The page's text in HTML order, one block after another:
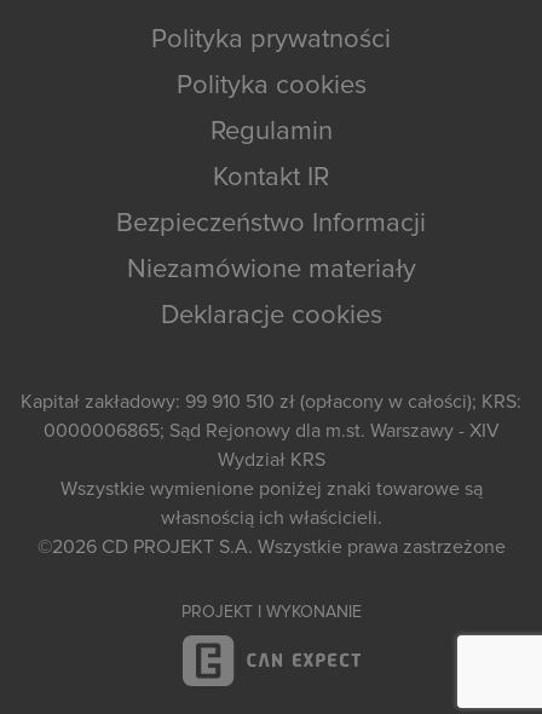
Polityka prywatności
Polityka cookies
Regulamin
Kontakt IR
Bezpieczeństwo Informacji
Niezamówione materiały
Deklaracje cookies
Kapitał zakładowy: 99 910 510 zł (opłacony w całości); KRS:
0000006865; Sąd Rejonowy dla m.st. Warszawy - XIV
Wydział KRS
Wszystkie wymienione poniżej znaki towarowe są
własnością ich właścicieli.
©2026 CD PROJEKT S.A. Wszystkie prawa zastrzeżone
PROJEKT I WYKONANIE